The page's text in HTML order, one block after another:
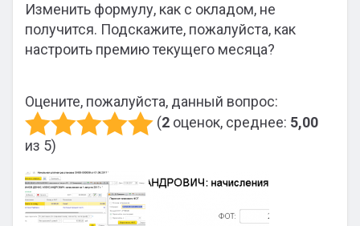
Изменить формулу, как с окладом, не
получится. Подскажите, пожалуйста, как
настроить премию текущего месяца?
Оцените, пожалуйста, данный вопрос:
(2 оценок, среднее: 5,00
из 5)